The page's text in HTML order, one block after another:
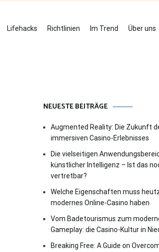
Lifehacks Richtlinien Im Trend Über uns
NEUESTE BEITRÄGE
Augmented Reality: Die Zukunft
immersiven Casino-Erlebnisses
Die vielseitigen
künstlicher Intelligenz – Ist das
vertretbar?
Welche Eigenschaften muss
modernes Online-Casino haben
Vom Badetourismus zum
Gameplay: die Casino-Kultur in
Breaking Free: A Guide on